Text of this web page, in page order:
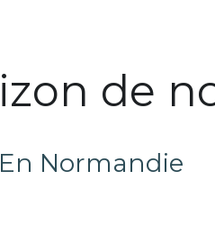
de
En Normandie